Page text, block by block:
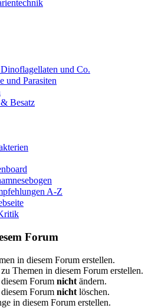
und Co.
Parasiten
Besatz
A-Z
Forum
in diesem Forum erstellen.
Themen in diesem Forum erstellen.
Forum nicht ändern.
Forum nicht löschen.
in diesem Forum erstellen.